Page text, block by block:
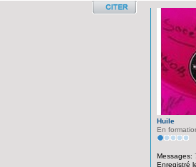
Huile
En
Messages:
Enregistré